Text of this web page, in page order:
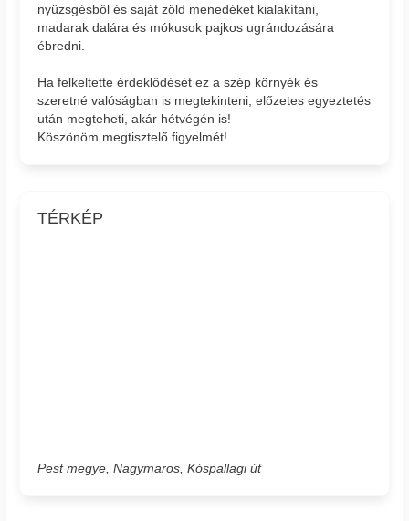
nyüzsgésből és saját zöld menedéket kialakítani,
madarak dalára és mókusok pajkos ugrándozására
ébredni.
Ha felkeltette érdeklődését ez a szép környék és
szeretné valóságban is megtekinteni, előzetes egyeztetés
után megteheti, akár hétvégén is!
Köszönöm megtisztelő figyelmét!
TÉRKÉP
Pest megye, Nagymaros, Kóspallagi út